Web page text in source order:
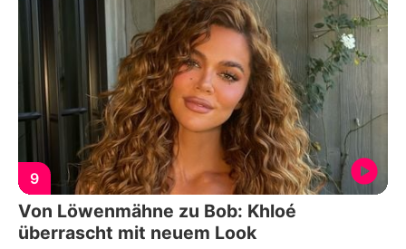
9
Von Löwenmähne zu Bob: Khloé
überrascht mit neuem Look